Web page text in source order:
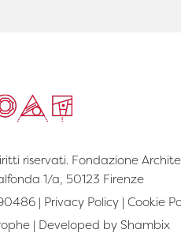
riservati. Fondazione
1/a, 50123 Firenze
| Privacy Policy| Cookie
| Developed by Shambix